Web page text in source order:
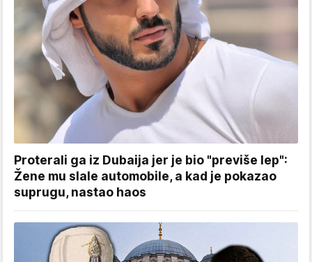
Proterali ga iz Dubaija jer je bio "previše lep":
Žene mu slale automobile, a kad je pokazao
suprugu, nastao haos